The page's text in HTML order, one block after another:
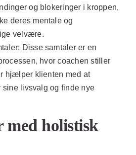
og blokeringer i kroppen,
deres mentale og
velvære.
Disse samtaler er en
hvor coachen stiller
hjælper klienten med at
sine livsvalg og finde nye
holistisk